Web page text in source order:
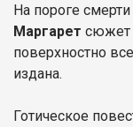
На пороге
Маргарет сюжет
поверхностно
издана.
Готическое